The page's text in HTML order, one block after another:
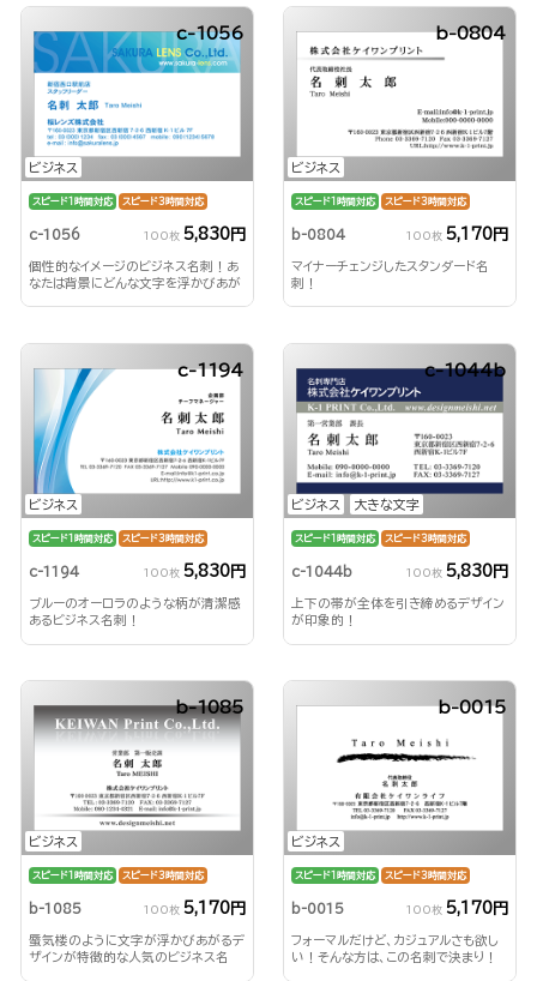
ビジネス
c-1056
スピード1時間対応 スピード3時間対応
c-1056 100枚 5,830円
個性的なイメージのビジネス名刺！あ
なたは背景にどんな文字を浮かびあが
ビジネス
b-0804
スピード1時間対応 スピード3時間対応
b-0804 100枚 5,170円
マイナーチェンジしたスタンダード名
刺！
ビジネス
c-1194
スピード1時間対応 スピード3時間対応
c-1194 100枚 5,830円
ブルーのオーロラのような柄が清潔感
あるビジネス名刺！
ビジネス 大きな文字
c-1044b
スピード1時間対応 スピード3時間対応
c-1044b 100枚 5,830円
上下の帯が全体を引き締めるデザイン
が印象的！
ビジネス
b-1085
スピード1時間対応 スピード3時間対応
b-1085 100枚 5,170円
蜃気楼のように文字が浮かびあがるデ
ザインが特徴的な人気のビジネス名
ビジネス
b-0015
スピード1時間対応 スピード3時間対応
b-0015 100枚 5,170円
フォーマルだけど、カジュアルさも欲し
い！そんな方は、この名刺で決まり！